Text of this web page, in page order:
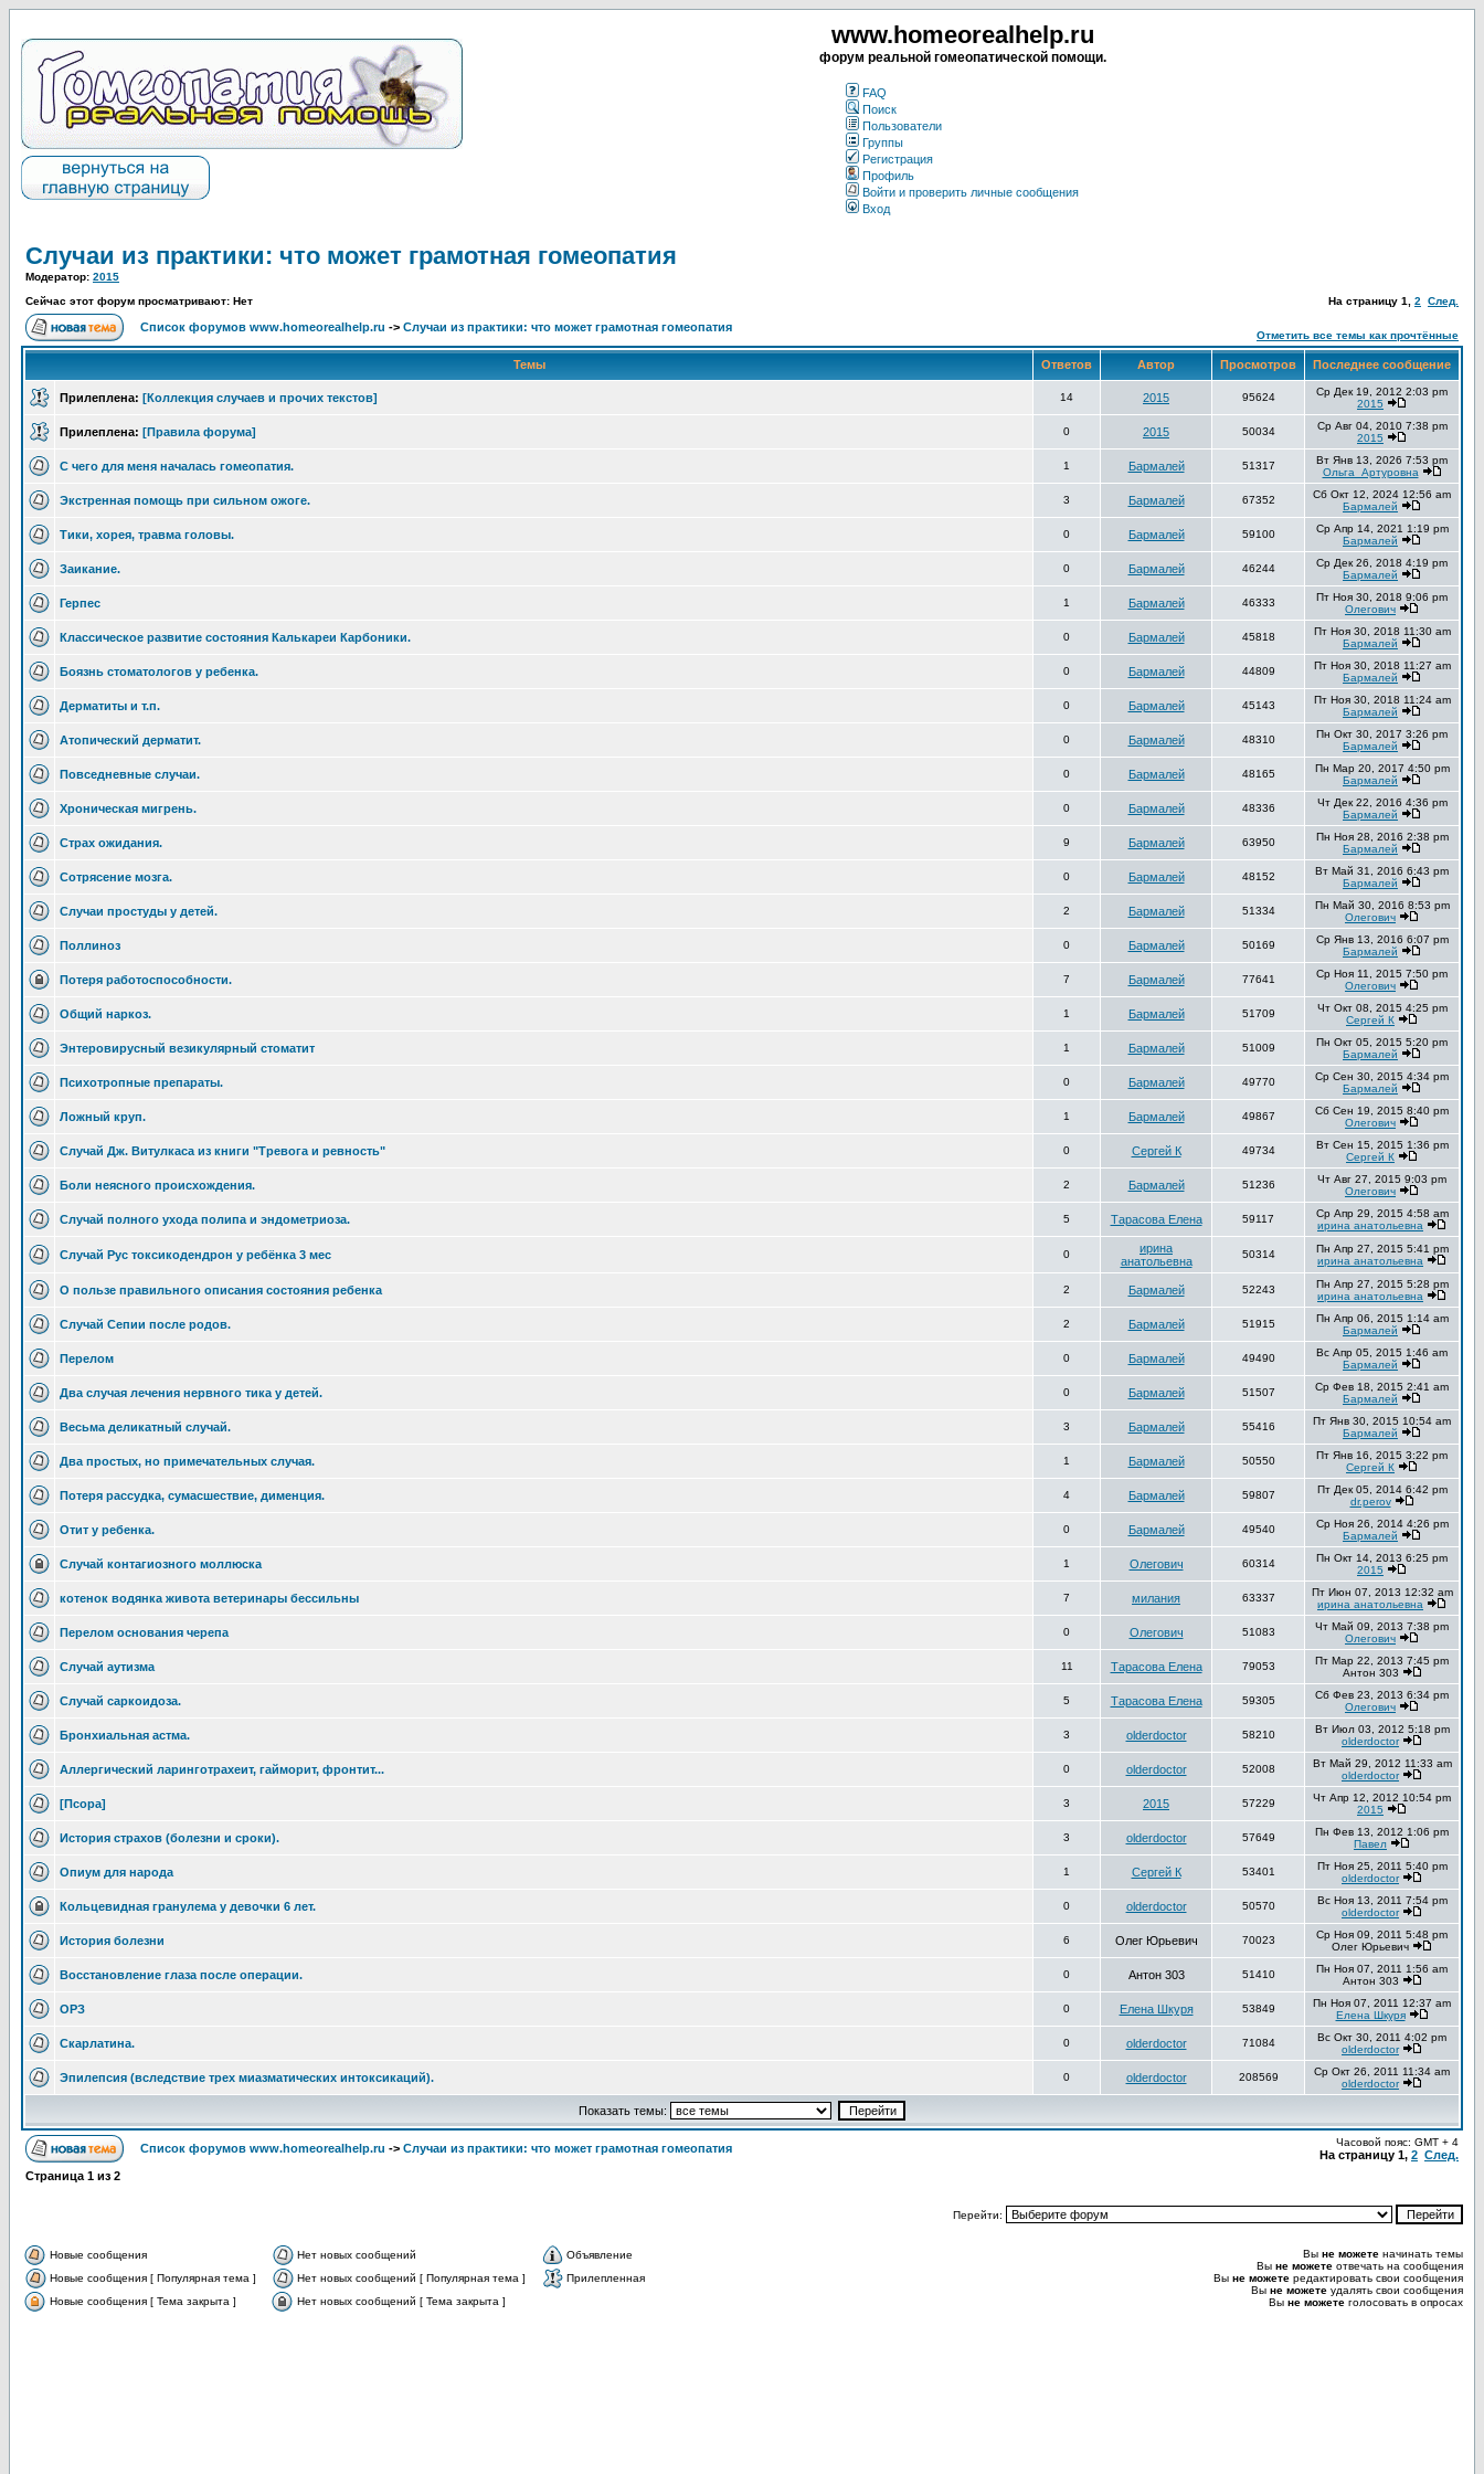
www.homeorealhelp.ru
форум реальной гомеопатической помощи.
FAQ
Поиск
Пользователи
Группы
Регистрация
Профиль
Войти и проверить личные сообщения
Вход
Случаи из практики: что может грамотная гомеопатия
Модератор: 2015
Сейчас этот форум просматривают: Нет
На страницу 1 2 След.
Список форумов www.homeorealhelp.ru -> Случаи из практики: что может грамотная гомеопатия
Отметить все темы как прочтённые
Темы Ответов Автор Просмотров Последнее сообщение
Прилеплена: [Коллекция случаев и прочих текстов] 14 2015 95624
Ср Дек 19, 2012 2:03 pm
2015
Прилеплена: [Правила форума] 0 2015 50034
Ср Авг 04, 2010 7:38 pm
2015
С чего для меня началась гомеопатия. 1 Бармалей 51317
Вт Янв 13, 2026 7:53 pm
Ольга_Артуровна
Экстренная помощь при сильном ожоге. 3 Бармалей 67352
Сб Окт 12, 2024 12:56 am
Бармалей
Тики, хорея, травма головы. 0 Бармалей 59100
Ср Апр 14, 2021 1:19 pm
Бармалей
Заикание. 0 Бармалей 46244
Ср Дек 26, 2018 4:19 pm
Бармалей
Герпес 1 Бармалей 46333
Пт Ноя 30, 2018 9:06 pm
Олегович
Классическое развитие состояния Калькареи Карбоники. 0 Бармалей 45818
Пт Ноя 30, 2018 11:30 am
Бармалей
Боязнь стоматологов у ребенка. 0 Бармалей 44809
Пт Ноя 30, 2018 11:27 am
Бармалей
Дерматиты и т.п. 0 Бармалей 45143
Пт Ноя 30, 2018 11:24 am
Бармалей
Атопический дерматит. 0 Бармалей 48310
Пн Окт 30, 2017 3:26 pm
Бармалей
Повседневные случаи. 0 Бармалей 48165
Пн Мар 20, 2017 4:50 pm
Бармалей
Хроническая мигрень. 0 Бармалей 48336
Чт Дек 22, 2016 4:36 pm
Бармалей
Страх ожидания. 9 Бармалей 63950
Пн Ноя 28, 2016 2:38 pm
Бармалей
Сотрясение мозга. 0 Бармалей 48152
Вт Май 31, 2016 6:43 pm
Бармалей
Случаи простуды у детей. 2 Бармалей 51334
Пн Май 30, 2016 8:53 pm
Олегович
Поллиноз 0 Бармалей 50169
Ср Янв 13, 2016 6:07 pm
Бармалей
Потеря работоспособности. 7 Бармалей 77641
Ср Ноя 11, 2015 7:50 pm
Олегович
Общий наркоз. 1 Бармалей 51709
Чт Окт 08, 2015 4:25 pm
Сергей К
Энтеровирусный везикулярный стоматит 1 Бармалей 51009
Пн Окт 05, 2015 5:20 pm
Бармалей
Психотропные препараты. 0 Бармалей 49770
Ср Сен 30, 2015 4:34 pm
Бармалей
Ложный круп. 1 Бармалей 49867
Сб Сен 19, 2015 8:40 pm
Олегович
Случай Дж. Витулкаса из книги "Тревога и ревность" 0 Сергей К 49734
Вт Сен 15, 2015 1:36 pm
Сергей К
Боли неясного происхождения. 2 Бармалей 51236
Чт Авг 27, 2015 9:03 pm
Олегович
Случай полного ухода полипа и эндометриоза. 5 Тарасова Елена 59117
Ср Апр 29, 2015 4:58 am
ирина анатольевна
Случай Рус токсикодендрон у ребёнка 3 мес 0
ирина
анатольевна
50314
Пн Апр 27, 2015 5:41 pm
ирина анатольевна
О пользе правильного описания состояния ребенка 2 Бармалей 52243
Пн Апр 27, 2015 5:28 pm
ирина анатольевна
Случай Сепии после родов. 2 Бармалей 51915
Пн Апр 06, 2015 1:14 am
Бармалей
Перелом 0 Бармалей 49490
Вс Апр 05, 2015 1:46 am
Бармалей
Два случая лечения нервного тика у детей. 0 Бармалей 51507
Ср Фев 18, 2015 2:41 am
Бармалей
Весьма деликатный случай. 3 Бармалей 55416
Пт Янв 30, 2015 10:54 am
Бармалей
Два простых, но примечательных случая. 1 Бармалей 50550
Пт Янв 16, 2015 3:22 pm
Сергей К
Потеря рассудка, сумасшествие, дименция. 4 Бармалей 59807
Пт Дек 05, 2014 6:42 pm
dr.perov
Отит у ребенка. 0 Бармалей 49540
Ср Ноя 26, 2014 4:26 pm
Бармалей
Случай контагиозного моллюска 1 Олегович 60314
Пн Окт 14, 2013 6:25 pm
2015
котенок водянка живота ветеринары бессильны 7 милания 63337
Пт Июн 07, 2013 12:32 am
ирина анатольевна
Перелом основания черепа 0 Олегович 51083
Чт Май 09, 2013 7:38 pm
Олегович
Случай аутизма 11 Тарасова Елена 79053
Пт Мар 22, 2013 7:45 pm
Антон 303
Случай саркоидоза. 5 Тарасова Елена 59305
Сб Фев 23, 2013 6:34 pm
Олегович
Бронхиальная астма. 3 olderdoctor 58210
Вт Июл 03, 2012 5:18 pm
olderdoctor
Аллергический ларинготрахеит, гайморит, фронтит... 0 olderdoctor 52008
Вт Май 29, 2012 11:33 am
olderdoctor
[Псора] 3 2015 57229
Чт Апр 12, 2012 10:54 pm
2015
История страхов (болезни и сроки). 3 olderdoctor 57649
Пн Фев 13, 2012 1:06 pm
Павел
Опиум для народа 1 Сергей К 53401
Пт Ноя 25, 2011 5:40 pm
olderdoctor
Кольцевидная гранулема у девочки 6 лет. 0 olderdoctor 50570
Вс Ноя 13, 2011 7:54 pm
olderdoctor
История болезни 6 Олег Юрьевич 70023
Ср Ноя 09, 2011 5:48 pm
Олег Юрьевич
Восстановление глаза после операции. 0 Антон 303 51410
Пн Ноя 07, 2011 1:56 am
Антон 303
ОРЗ 0 Елена Шкуря 53849
Пн Ноя 07, 2011 12:37 am
Елена Шкуря
Скарлатина. 0 olderdoctor 71084
Вс Окт 30, 2011 4:02 pm
olderdoctor
Эпилепсия (вследствие трех миазматических интоксикаций). 0 olderdoctor 208569
Ср Окт 26, 2011 11:34 am
olderdoctor
Показать темы:
Список форумов www.homeorealhelp.ru -> Случаи из практики: что может грамотная гомеопатия Часовой пояс: GMT + 4
На страницу 1, 2 След.
Страница 1 из 2
Перейти:
Новые сообщения Нет новых сообщений
Объявление
Новые сообщения [ Популярная тема ]
Нет новых сообщений [ Популярная тема ]
Прилепленная
Новые сообщения [ Тема закрыта ]
Нет новых сообщений [ Тема закрыта ]
Вы не можете начинать темы
Вы не можете отвечать на сообщения
Вы не можете редактировать свои сообщения
Вы не можете удалять свои сообщения
Вы не можете голосовать в опросах